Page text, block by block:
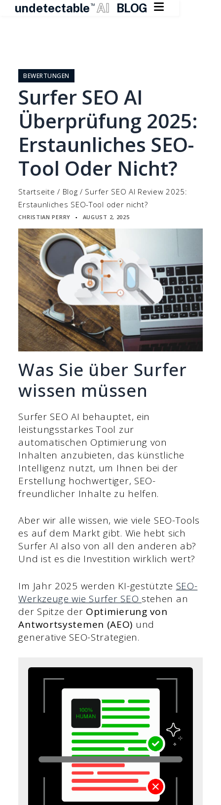
undetectable TM AI BLOG 
springenBEWERTUNGEN
Surfer SEO AI
Überprüfung 2025:
Erstaunliches SEO-
Tool Oder Nicht?
Startseite / Blog / Surfer SEO AI Review 2025:
Erstaunliches SEO-Tool oder nicht?
CHRISTIAN PERRY ▪ AUGUST 2, 2025
Was Sie über Surfer
wissen müssen
Surfer SEO AI behauptet, ein
leistungsstarkes Tool zur
automatischen Optimierung von
Inhalten anzubieten, das künstliche
Intelligenz nutzt, um Ihnen bei der
Erstellung hochwertiger, SEO-
freundlicher Inhalte zu helfen.
Aber wir alle wissen, wie viele SEO-Tools
es auf dem Markt gibt. Wie hebt sich
Surfer AI also von all den anderen ab?
Und ist es die Investition wirklich wert?
Im Jahr 2025 werden KI-gestützte SEO-
Werkzeuge wie Surfer SEO stehen an
der Spitze der Optimierung von
Antwortsystemen (AEO) und
generative SEO-Strategien.